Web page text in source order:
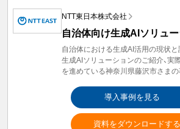
NTT東日本株式会社
自治体向け生成AIソリュ
自治体における生成AI活用の現状と
生成AIソリューションのご紹介、実
を進めている神奈川県藤沢市さまの
導入事例を見る
資料をダウンロードする